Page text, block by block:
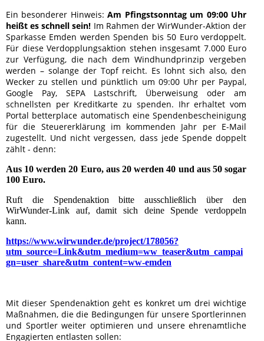
Ein besonderer Hinweis:Am Pfingstsonntag um 09:00 Uhr
heißt es schnell sein! Im Rahmen der WirWunder-Aktion der
Sparkasse Emden werden Spenden bis 50 Euro verdoppelt.
Für diese Verdopplungsaktion stehen insgesamt 7.000 Euro
zur Verfügung, die nach dem Windhundprinzip vergeben
werden – solange der Topf reicht. Es lohnt sich also, den
Wecker zu stellen und pünktlich um 09:00 Uhr per Paypal,
Google Pay, SEPA Lastschrift, Überweisung oder am
schnellsten per Kreditkarte zu spenden. Ihr erhaltet vom
Portal betterplace automatisch eine Spendenbescheinigung
für die Steuererklärung im kommenden Jahr per E-Mail
zugestellt. Und nicht vergessen, dass jede Spende doppelt
zählt - denn:
Aus 10 werden 20 Euro, aus 20 werden 40 und aus 50 sogar
100 Euro.
Ruft die Spendenaktion bitte ausschließlich über den
WirWunder-Link auf, damit sich deine Spende verdoppeln
kann.
https://www.wirwunder.de/project/178056?
utm_source=Link&utm_medium=ww_teaser&utm_campai
gn=user_share&utm_content=ww-emden
Mit dieser Spendenaktion geht es konkret um drei wichtige
Maßnahmen, die die Bedingungen für unsere Sportlerinnen
und Sportler weiter optimieren und unsere ehrenamtliche
Engagierten entlasten sollen: